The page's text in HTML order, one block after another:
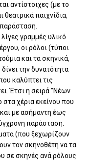
αντίστοιχες (με το
θεατρικά παιχνίδια,
γραμμές υλικό
οι ρόλοι (τύποι
και τα σκηνικά,
την δυνατότητα
καλύπτει τις
Έτσι η σειρά "Νέων
στα χέρια εκείνου που
και με ασήμαντη έως
παράσταση.
(που ξεχωρίζουν
τον σκηνοθέτη να τα
σε σκηνές ανά ρόλους